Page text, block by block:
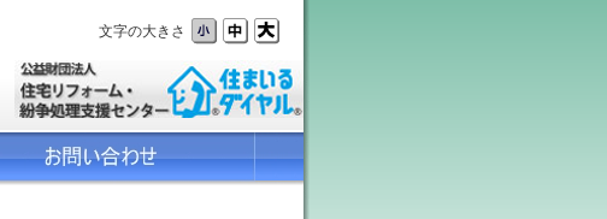
文字の大きさ